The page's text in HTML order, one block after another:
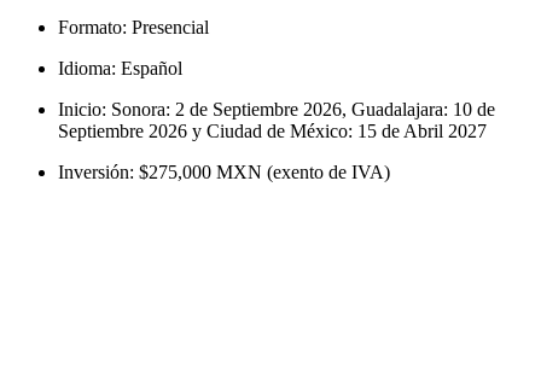
Formato: Presencial
Idioma: Español
Inicio: Sonora: 2 de Septiembre 2026, Guadalajara: 10 de
Septiembre 2026 y Ciudad de México: 15 de Abril 2027
Inversión: $275,000 MXN (exento de IVA)